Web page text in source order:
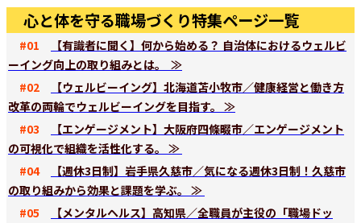
心と体を守る職場づくり特集ページ一覧
#01
【有識者に聞く】何から始める？ 自治体におけるウェルビ
ーイング向上の取り組みとは。 ≫
#02
【ウェルビーイング】北海道苫小牧市／健康経営と働き方
改革の両輪でウェルビーイングを目指す。 ≫
#03
【エンゲージメント】大阪府四條畷市／エンゲージメント
の可視化で組織を活性化する。 ≫
#04
【週休3日制】岩手県久慈市／気になる週休3日制！久慈市
の取り組みから効果と課題を学ぶ。 ≫
#05
【メンタルヘルス】高知県／全職員が主役の「職場ドッ